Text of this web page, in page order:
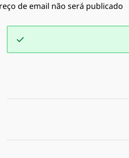
de email não será publicado